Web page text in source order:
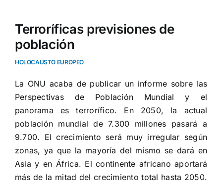
Terroríficas previsiones de
población
HOLOCAUSTO EUROPEO
La ONU acaba de publicar un informe sobre las
Perspectivas de Población Mundial y el
panorama es terrorífico. En 2050, la actual
población mundial de 7.300 millones pasará a
9.700. El crecimiento será muy irregular según
zonas, ya que la mayoría del mismo se dará en
Asia y en África. El continente africano aportará
más de la mitad del crecimiento total hasta 2050.